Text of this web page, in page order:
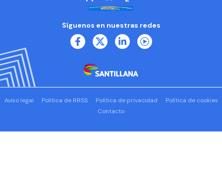
Síguenos en nuestras redes
Aviso legal Política de RRSS Política de privacidad
Política de cookies
Contacto